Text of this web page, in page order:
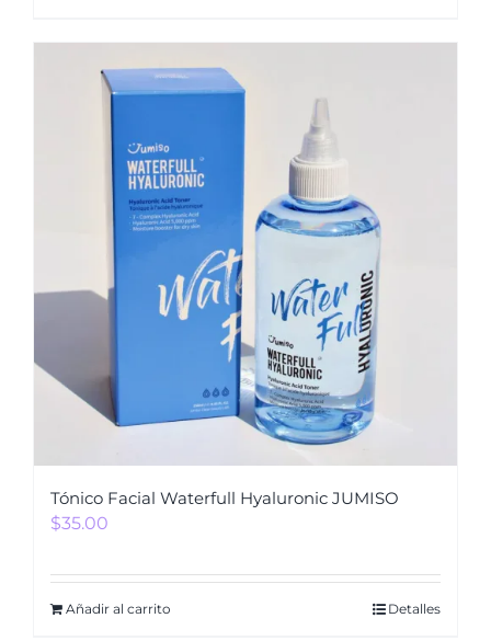
Tónico Facial Waterfull Hyaluronic JUMISO
$35.00
Añadir al carrito Detalles